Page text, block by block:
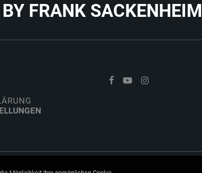
FRANK SACKENHEIM